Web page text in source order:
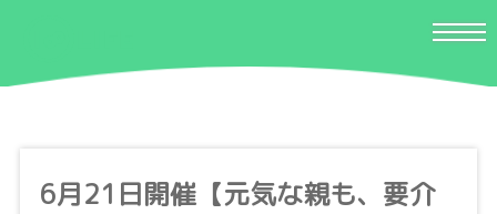
6月21日開催【元気な親も、要介